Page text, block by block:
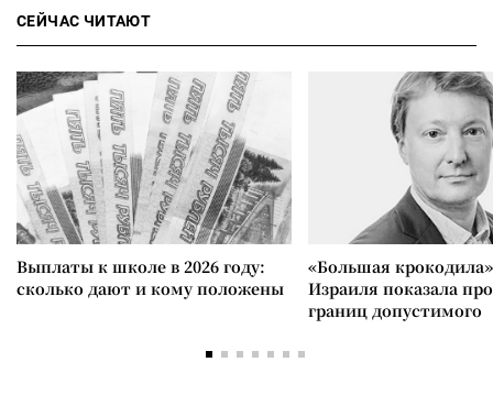
СЕЙЧАС ЧИТАЮТ
Выплаты к школе в 2026 году:
сколько дают и кому положены
«Большая
Израиля показала
границ допустимого